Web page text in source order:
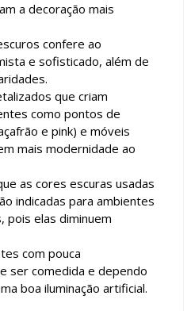
a decoração mais
confere ao
e sofisticado, além de
que criam
como pontos de
e pink) e móveis
mais modernidade ao
as cores escuras usadas
indicadas para ambientes
pois elas diminuem
com pouca
ser comedida e dependo
boa iluminação artificial.